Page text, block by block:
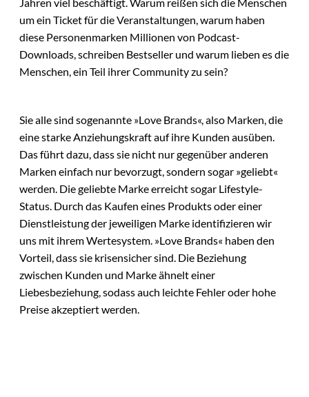
um ein Ticket für die Veranstaltungen, warum haben
diese Personenmarken Millionen von Podcast-
Downloads, schreiben Bestseller und warum lieben es die
Menschen, ein Teil ihrer Community zu sein?
Sie alle sind sogenannte »Love Brands«, also Marken, die
eine starke Anziehungskraft auf ihre Kunden ausüben.
Das führt dazu, dass sie nicht nur gegenüber anderen
Marken einfach nur bevorzugt, sondern sogar »geliebt«
werden. Die geliebte Marke erreicht sogar Lifestyle-
Status. Durch das Kaufen eines Produkts oder einer
Dienstleistung der jeweiligen Marke identifizieren wir
uns mit ihrem Wertesystem. »Love Brands« haben den
Vorteil, dass sie krisensicher sind. Die Beziehung
zwischen Kunden und Marke ähnelt einer
Liebesbeziehung, sodass auch leichte Fehler oder hohe
Preise akzeptiert werden.